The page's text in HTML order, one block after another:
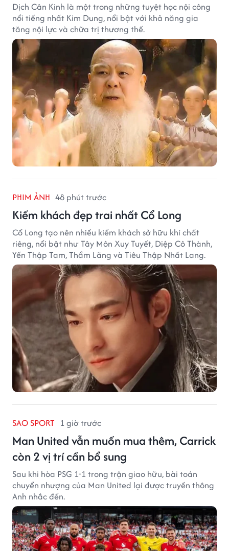
Dịch Cân Kinh là một trong những tuyệt học nội công
nổi tiếng nhất Kim Dung, nổi bật với khả năng gia
tăng nội lực và chữa trị thương thế.
PHIM ẢNH 48 phút trước
Kiếm khách đẹp trai nhất Cổ Long
Cổ Long tạo nên nhiều kiếm khách sở hữu khí chất
riêng, nổi bật như Tây Môn Xuy Tuyết, Diệp Cô Thành,
Yến Thập Tam, Thẩm Lãng và Tiêu Thập Nhất Lang.
SAO SPORT 1 giờ trước
Man United vẫn muốn mua thêm, Carrick
còn 2 vị trí cần bổ sung
Sau khi hòa PSG 1-1 trong trận giao hữu, bài toán
chuyển nhượng của Man United lại được truyền thông
Anh nhắc đến.